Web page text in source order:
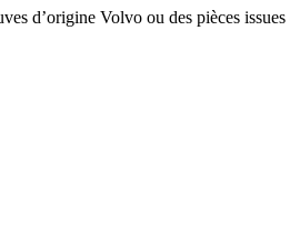
d’origine Volvo ou des pièces